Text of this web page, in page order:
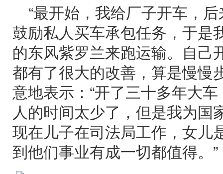
“最开始，我给厂子开车，
鼓励私人买车承包任务，于是
的东风紫罗兰来跑运输。自己
都有了很大的改善，算是慢慢
意地表示：“开了三十多年大
人的时间太少了，但是我为国
现在儿子在司法局工作，女儿
到他们事业有成一切都值得。”